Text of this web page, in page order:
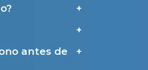
antes de